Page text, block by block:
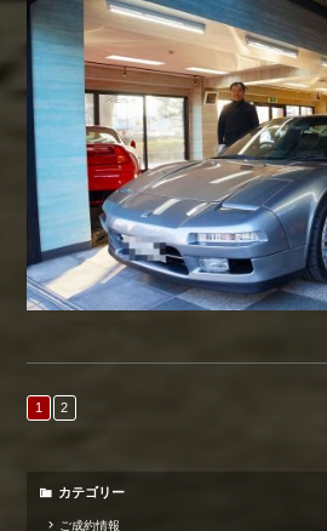
1 2
カテゴリー
ご成約情報